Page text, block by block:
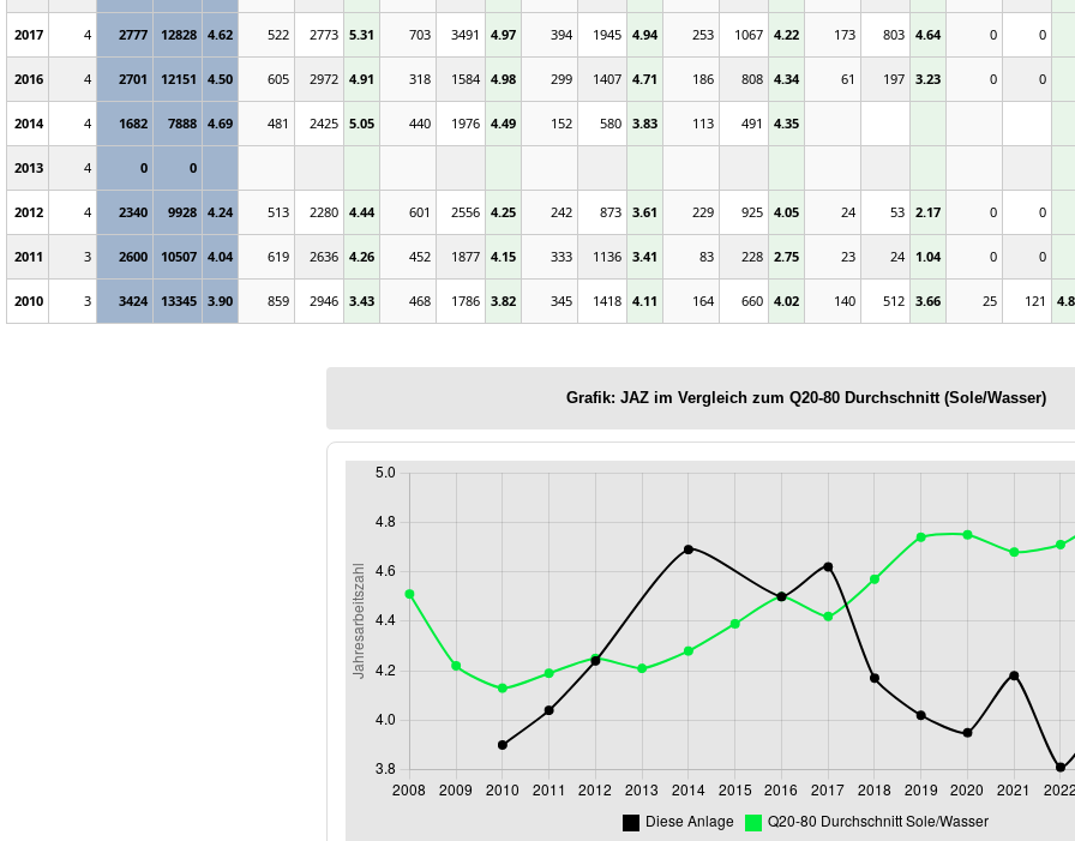
2017 4 2777 12828 4.62 522 2773 5.31 703 3491 4.97 394 1945 4.94 253 1067 4.22 173 803 4.64 0 0
2016 4 2701 12151 4.50 605 2972 4.91 318 1584 4.98 299 1407 4.71 186 808 4.34 61 197 3.23 0 0
2014 4 1682 7888 4.69 481 2425 5.05 440 1976 4.49 152 580 3.83 113 491 4.35
2013 4 0 0
2012 4 2340 9928 4.24 513 2280 4.44 601 2556 4.25 242 873 3.61 229 925 4.05 24 53 2.17 0 0
2011 3 2600 10507 4.04 619 2636 4.26 452 1877 4.15 333 1136 3.41 83 228 2.75 23 24 1.04 0 0
2010 3 3424 13345 3.90 859 2946 3.43 468 1786 3.82 345 1418 4.11 164 660 4.02 140 512 3.66 25 121
Grafik: JAZ im Vergleich zum Q20-80 Durchschnitt (Sole/Wasser)